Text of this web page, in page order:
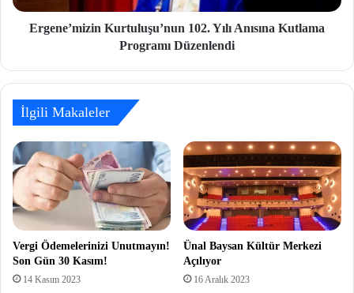
Ergene’mizin Kurtuluşu’nun 102. Yılı Anısına Kutlama
Programı Düzenlendi
İlgili Makaleler
Vergi Ödemelerinizi Unutmayın!
Son Gün 30 Kasım!
14 Kasım 2023
Ünal Baysan Kültür Merkezi
Açılıyor
16 Aralık 2023